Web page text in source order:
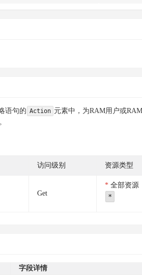
语句的 Action 元素中，为RAM用户或
。
访问级别 资源类型
Get
全部资源
*
字段详情